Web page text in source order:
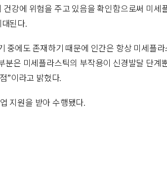
강에 위험을 주고 있음을 확인함으로써 미세
된다.
중에도 존재하기 때문에 인간은 항상 미세플라
분은 미세플라스틱의 부작용이 신경발달 단계
”이라고 밝혔다.
지원을 받아 수행됐다.